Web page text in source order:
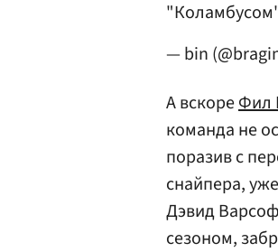
— bin
А вскореФил
команда не
поразив с
снайпера,
Дэвид
сезоном,